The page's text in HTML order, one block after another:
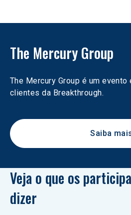
The Mercury Group
The Mercury Group é um
clientes da Breakthrough.
Saiba
Veja o que os
dizer